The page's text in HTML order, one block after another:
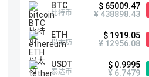
BTC
比特币
$ 65009.47
¥ 438898.43
ETH
以太坊
$ 1919.05
¥ 12956.08
USDT
泰达币
$ 0.9995
¥ 6.7479